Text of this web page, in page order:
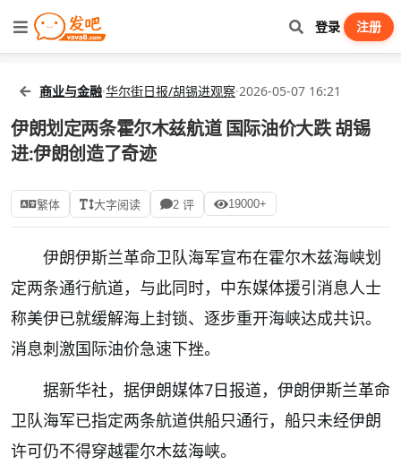
登录 注册
商业与金融·华尔街日报/胡锡进观察·2026-05-07 16:21
伊朗划定两条霍尔木兹航道 国际油价大跌 胡锡
进:伊朗创造了奇迹
繁体 大字阅读 2 评 19000+
伊朗伊斯兰革命卫队海军宣布在霍尔木兹海峡划
定两条通行航道，与此同时，中东媒体援引消息人士
称美伊已就缓解海上封锁、逐步重开海峡达成共识。
消息刺激国际油价急速下挫。
据新华社，据伊朗媒体7日报道，伊朗伊斯兰革命
卫队海军已指定两条航道供船只通行，船只未经伊朗
许可仍不得穿越霍尔木兹海峡。